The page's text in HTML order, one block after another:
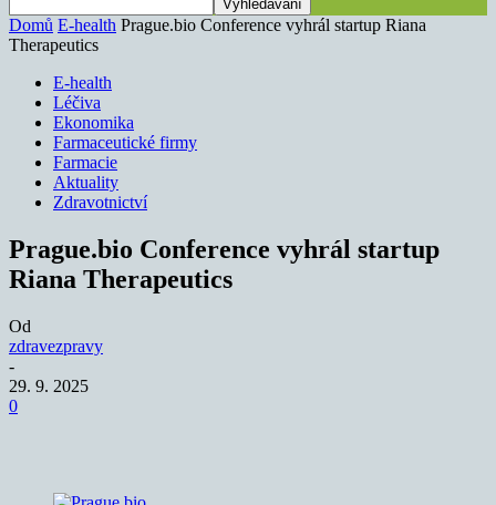
Domů E-health Prague.bio Conference vyhrál startup Riana
Therapeutics
E-health
Léčiva
Ekonomika
Farmaceutické firmy
Farmacie
Aktuality
Zdravotnictví
Prague.bio Conference vyhrál startup
Riana Therapeutics
Od
zdravezpravy
-
29. 9. 2025
0